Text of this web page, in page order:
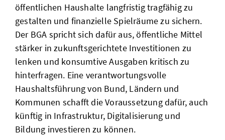
öffentlichen Haushalte langfristig tragfähig zu
gestalten und finanzielle Spielräume zu sichern.
Der BGA spricht sich dafür aus, öffentliche Mittel
stärker in zukunftsgerichtete Investitionen zu
lenken und konsumtive Ausgaben kritisch zu
hinterfragen. Eine verantwortungsvolle
Haushaltsführung von Bund, Ländern und
Kommunen schafft die Voraussetzung dafür, auch
künftig in Infrastruktur, Digitalisierung und
Bildung investieren zu können.